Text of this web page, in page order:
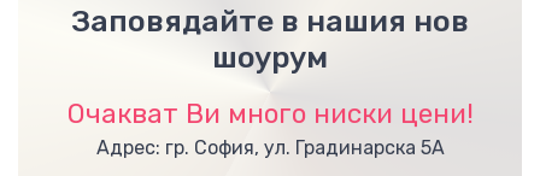
Заповядайте в нашия нов
шоурум
Очакват Ви много ниски цени!
Адрес: гр. София, ул. Градинарска 5А